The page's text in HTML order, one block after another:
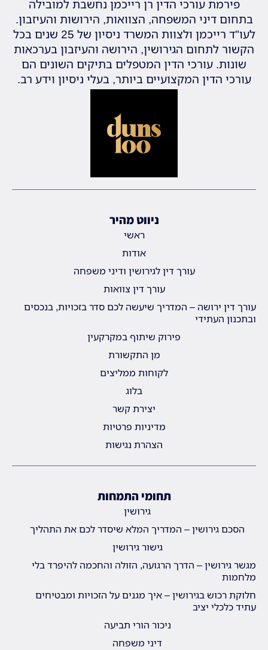
פירמת עורכי הדין רן רייכמן נחשבת למובילה
בתחום דיני המשפחה, הצוואות, הירושות והעיזבון.
לעו"ד רייכמן ולצוות המשרד ניסיון של 25 שנים בכל
הקשור לתחום הגירושין, הירושה והעיזבון בערכאות
שונות. עורכי הדין המטפלים בתיקים השונים הם
עורכי הדין המקצועיים ביותר, בעלי ניסיון וידע רב.
ניווט מהיר
ראשי
אודות
עורך דין לגירושין ודיני משפחה
עורך דין צוואות
עורך דין ירושה – המדריך שיעשה לכם סדר בזכויות, בנכסים
ובתכנון העתידי
פירוק שיתוף במקרקעין
מן התקשורת
לקוחות ממליצים
בלוג
יצירת קשר
מדיניות פרטיות
הצהרת נגישות
תחומי התמחות
גירושין
הסכם גירושין – המדריך המלא שיסדר לכם את התהליך
גישור גירושין
מגשר גירושין – הדרך הרגועה, הזולה והחכמה להיפרד בלי
מלחמות
חלוקת רכוש בגירושין – איך מגנים על הזכויות ומבטיחים
עתיד כלכלי יציב
ניכור הורי תביעה
דיני משפחה